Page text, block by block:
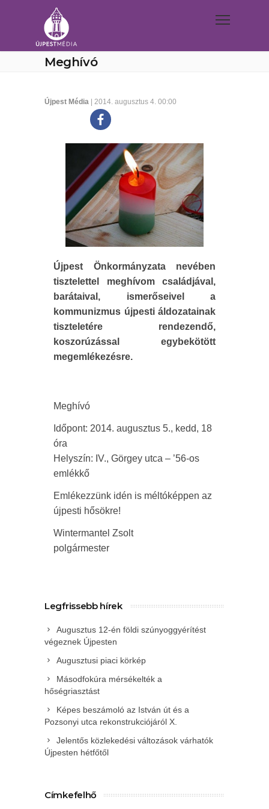
Meghívó
Újpest Média | 2014. augusztus 4. 00:00
Újpest Önkormányzata nevében
tisztelettel meghívom családjával,
barátaival, ismerőseivel a
kommunizmus újpesti áldozatainak
tiszteletére rendezendő,
koszorúzással egybekötött
megemlékezésre.
Meghívó
Időpont: 2014. augusztus 5., kedd, 18
óra
Helyszín: IV., Görgey utca – ’56-os
emlékkő
Emlékezzünk idén is méltóképpen az
újpesti hősökre!
Wintermantel Zsolt
polgármester
Legfrissebb hírek
Augusztus 12-én földi szúnyoggyérítést
végeznek Újpesten
Augusztusi piaci körkép
Másodfokúra mérsékelték a
hőségriasztást
Képes beszámoló az István út és a
Pozsonyi utca rekonstrukciójáról X.
Jelentős közlekedési változások várhatók
Újpesten hétfőtől
Címkefelhő